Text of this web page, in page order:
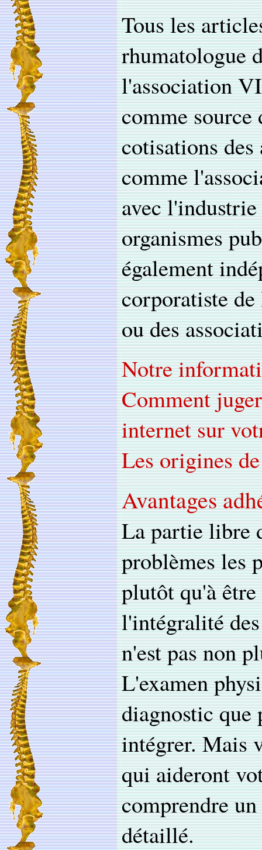
Tous les
rhumatologue
l'association
comme source
cotisations
comme
avec
organismes
également
corporatiste
ou des
Notre
Comment
internet sur
Les origines
Avantages
La partie libre
problèmes les
plutôt qu'à
l'intégralité
n'est pas non
L'examen
diagnostic que
intégrer. Mais
qui aideront
comprendre
détaillé.